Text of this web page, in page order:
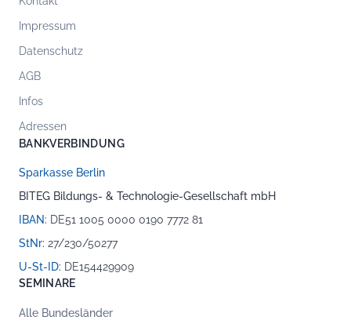
Impressum
Datenschutz
AGB
Infos
Adressen
BANKVERBINDUNG
Sparkasse Berlin
BITEG Bildungs- & Technologie-Gesellschaft mbH
IBAN: DE51 1005 0000 0190 7772 81
StNr: 27/230/50277
U-St-ID: DE154429909
SEMINARE
Alle Bundesländer